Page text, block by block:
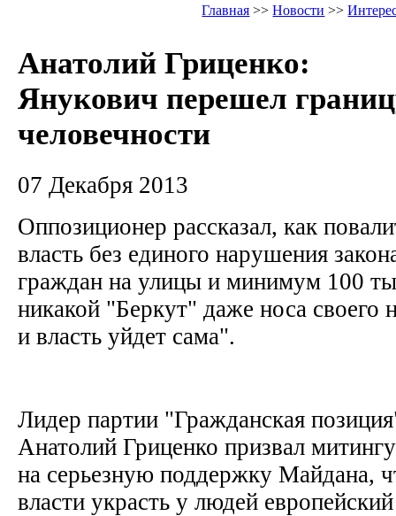
Главная >>Новости >>
Анатолий Гриценко:
Янукович перешел
человечности
07 Декабря 2013
Оппозиционер рассказал, как
власть без единого нарушения
граждан на улицы и минимум 100
никакой "Беркут" даже носа своего
и власть уйдет сама".
Лидер партии "Гражданская
Анатолий Гриценко призвал
на серьезную поддержку Майдана,
власти украсть у людей